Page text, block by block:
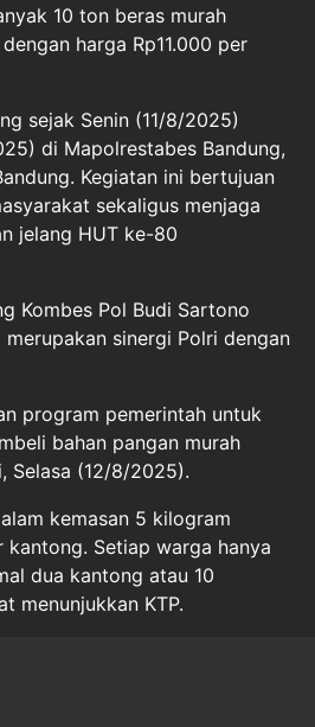
10 ton beras murah
harga Rp11.000 per
sejak Senin (11/8/2025)
di Mapolrestabes Bandung,
Kegiatan ini bertujuan
sekaligus menjaga
jelang HUT ke-80
Kombes Pol Budi Sartono
sinergi Polri dengan
program pemerintah untuk
bahan pangan murah
Selasa (12/8/2025).
kemasan 5 kilogram
kantong. Setiap warga hanya
dua kantong atau 10
menunjukkan KTP.